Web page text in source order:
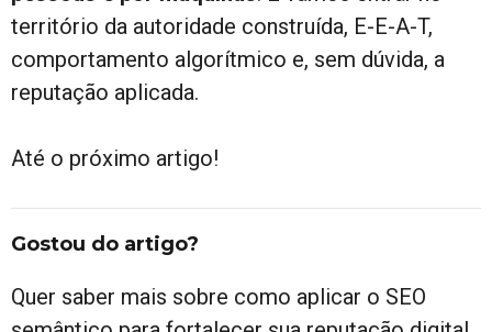
território da autoridade construída, E-E-A-T,
comportamento algorítmico e, sem dúvida, a
reputação aplicada.
Até o próximo artigo!
Gostou do artigo?
Quer saber mais sobre como aplicar o SEO